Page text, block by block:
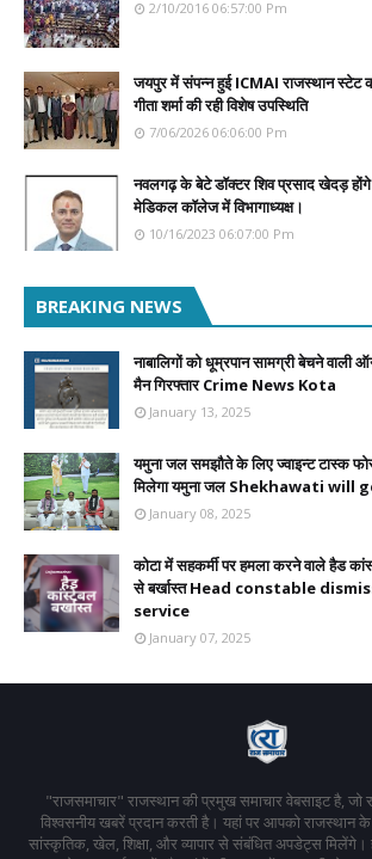
2/10/2016 06:57:00 Pm
जयपुर में संपन्न हुई ICMAI राजस्थान स्टेट
गीता शर्मा की रही विशेष उपस्थिति
7/06/2026 06:06:00 Pm
नवलगढ़ के बेटे डॉक्टर शिव प्रसाद खेदड़ होंगे
मेडिकल कॉलेज में विभागाध्यक्ष।
10/16/2023 06:07:00 Pm
BREAKING NEWS
नाबालिगों को धूम्रपान सामग्री बेचने वाली
मैन गिरफ्तार Crime News Kota
January 13, 2025
यमुना जल समझौते के लिए ज्वाइन्ट टास्क
मिलेगा यमुना जल Shekhawati
January 08, 2025
कोटा में सहकर्मी पर हमला करने वाले हैड
से बर्खास्त Head constable
service
January 07, 2025
"राजसमाचार" राजस्थान की प्रमुख समाचार वेबसाइट है, जो
विश्वसनीय खबरें प्रदान करती है। यहां पर आपको राजस्थान
सांस्कृतिक, खेल, शिक्षा, और व्यापार से संबंधित अपडेट्स मिलेंगे।